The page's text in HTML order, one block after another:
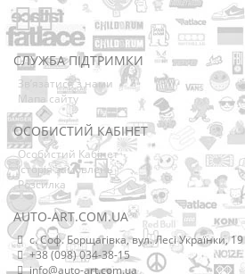
СЛУЖБА ПІДТРИМКИ
Зв’язатися з нами
Мапа сайту
ОСОБИСТИЙ КАБІНЕТ
Особистий Кабінет
Історія замовлень
Розсилка
AUTO-ART.COM.UA
с. Соф. Борщагівка, вул. Лесі Українки, 19
+38 (098) 034-38-15
info@auto-art.com.ua